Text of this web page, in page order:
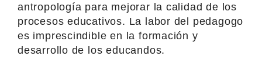
antropología para mejorar la calidad de los
procesos educativos. La labor del pedagogo
es imprescindible en la formación y
desarrollo de los educandos.